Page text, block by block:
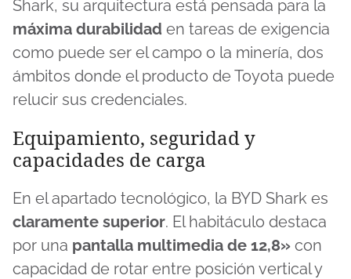
Shark, su arquitectura está pensada para la
máxima durabilidad en tareas de exigencia
como puede ser el campo o la minería, dos
ámbitos donde el producto de Toyota puede
relucir sus credenciales.
Equipamiento, seguridad y
capacidades de carga
En el apartado tecnológico, la BYD Shark es
claramente superior. El habitáculo destaca
por una pantalla multimedia de 12,8» con
capacidad de rotar entre posición vertical y